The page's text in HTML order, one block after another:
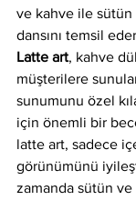
ve kahve ile
dansını temsil
Latte art, kahve
müşterilere
sunumunu özel
için önemli bir
latte art, sadece
görünümünü
zamanda sütün